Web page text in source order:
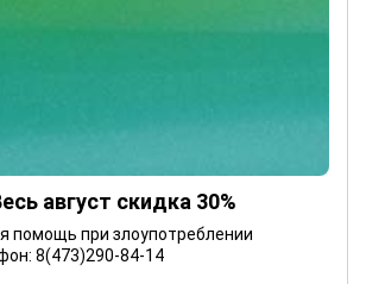
август скидка 30%
помощь при злоупотреблении
8(473)290-84-14